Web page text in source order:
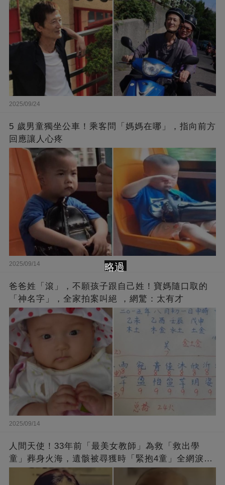
2025/09/24
5 歲男童獨坐公車！乘客問「媽媽在哪」，指向前方
回應讓人心疼
2025/09/14
爸爸姓「滾」，不願孩子跟自己姓！寶媽隨口取的
「神名字」，全家拍案叫絕 ，網驚：太有才
2025/09/14
人間天使！33年前「最美女教師」為救「救出學
童」葬身火海，遺骸被尋獲時「緊抱4童」全網淚
崩：真正的英雄不該被遺忘
略過